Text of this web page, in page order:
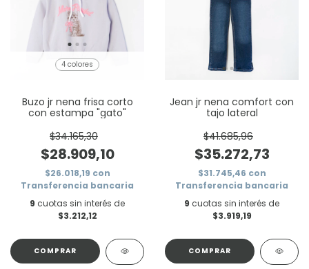
4 colores
Buzo jr nena frisa corto
con estampa "gato"
$34.165,30
$28.909,10
$26.018,19 con
Transferencia bancaria
9 cuotas sin interés de
$3.212,12
COMPRAR
Jean jr nena comfort con
tajo lateral
$41.685,96
$35.272,73
$31.745,46 con
Transferencia bancaria
9 cuotas sin interés de
$3.919,19
COMPRAR